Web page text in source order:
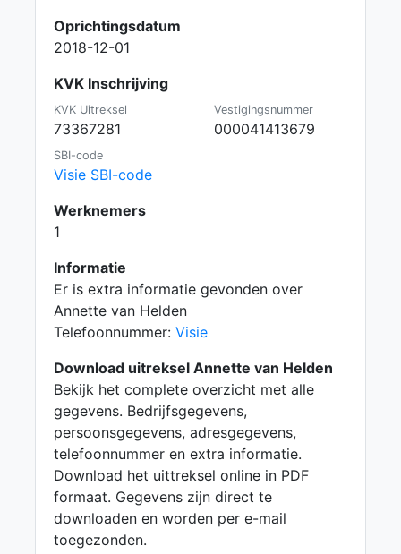
Oprichtingsdatum
2018-12-01
KVK Inschrijving
KVK Uitreksel
73367281
Vestigingsnummer
000041413679
SBI-code
Visie SBI-code
Werknemers
1
Informatie
Er is extra informatie gevonden over
Annette van Helden
Telefoonnummer: Visie
Download uitreksel Annette van Helden
Bekijk het complete overzicht met alle
gegevens. Bedrijfsgegevens,
persoonsgegevens, adresgegevens,
telefoonnummer en extra informatie.
Download het uittreksel online in PDF
formaat. Gegevens zijn direct te
downloaden en worden per e-mail
toegezonden.